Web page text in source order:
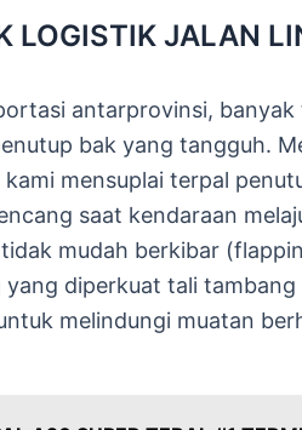
LOGISTIK JALAN
antarprovinsi,
bak yang tangguh.
kami mensuplai terpal
saat kendaraan
mudah berkibar
diperkuat tali
melindungi muatan